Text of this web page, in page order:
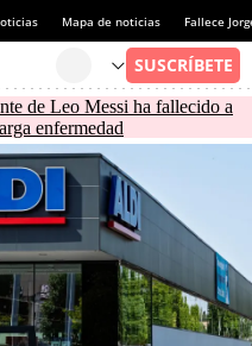
Mapa de noticias Fallece
de Leo Messi ha fallecido a
enfermedad